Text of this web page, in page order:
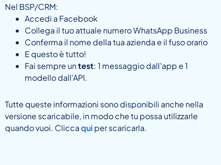
Nel BSP/CRM:
Accedi a Facebook
Collega il tuo attuale numero WhatsApp Business
Conferma il nome della tua azienda e il fuso orario
E questo è tutto!
Fai sempre untest: 1 messaggio dall’app e 1
modello dall’API.
Tutte queste informazioni sono disponibili anche nella
versione scaricabile, in modo che tu possa utilizzarle
quando vuoi. Cliccaqui per scaricarla.